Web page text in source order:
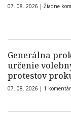
07. 08. 2026 | Žiadne
Generálna
určenie
protestov
07. 08. 2026 | 1 komentár